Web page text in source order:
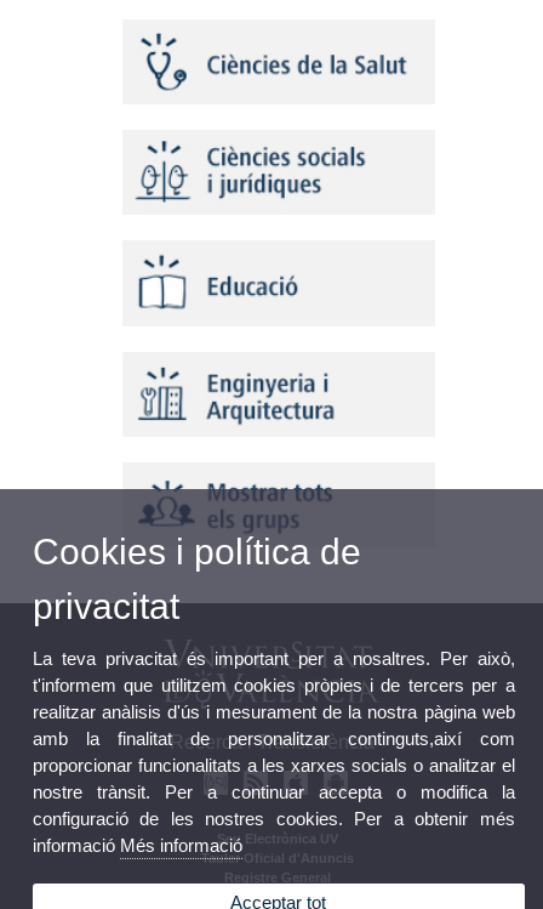
Recerca i Transferència
Seu Electrònica UV
Tauler Oficial d'Anuncis
Registre General
Normativa
Cookies i política de
privacitat
La teva privacitat és important per a nosaltres. Per això,
t'informem que utilitzem cookies pròpies i de tercers per a
realitzar anàlisis d'ús i mesurament de la nostra pàgina web
amb la finalitat de personalitzar continguts,així com
proporcionar funcionalitats a les xarxes socials o analitzar el
nostre trànsit. Per a continuar accepta o modifica la
configuració de les nostres cookies. Per a obtenir més
informació Més informació
Acceptar tot